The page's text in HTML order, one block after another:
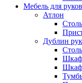
Мебель для
Атлон
Дублин